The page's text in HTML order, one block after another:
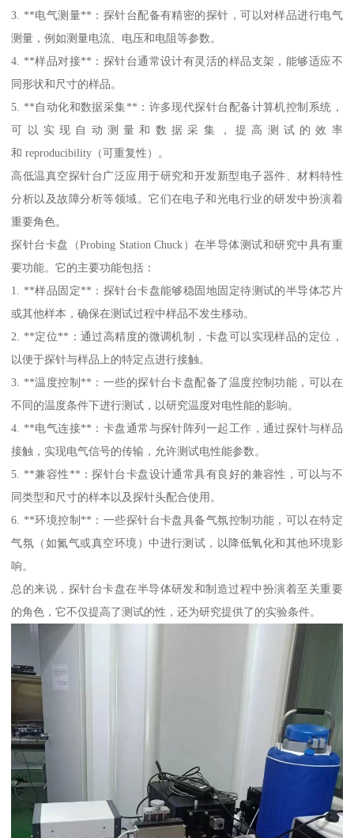
3. **电气测量**：探针台配备有精密的探针，可以对样品进行电气
测量，例如测量电流、电压和电阻等参数。
4. **样品对接**：探针台通常设计有灵活的样品支架，能够适应不
同形状和尺寸的样品。
5. **自动化和数据采集**：许多现代探针台配备计算机控制系统，
可以实现自动测量和数据采集，提高测试的效率
和 reproducibility（可重复性）。
高低温真空探针台广泛应用于研究和开发新型电子器件、材料特性
分析以及故障分析等领域。它们在电子和光电行业的研发中扮演着
重要角色。
探针台卡盘（Probing Station Chuck）在半导体测试和研究中具有重
要功能。它的主要功能包括：
1. **样品固定**：探针台卡盘能够稳固地固定待测试的半导体芯片
或其他样本，确保在测试过程中样品不发生移动。
2. **定位**：通过高精度的微调机制，卡盘可以实现样品的定位，
以便于探针与样品上的特定点进行接触。
3. **温度控制**：一些的探针台卡盘配备了温度控制功能，可以在
不同的温度条件下进行测试，以研究温度对电性能的影响。
4. **电气连接**：卡盘通常与探针阵列一起工作，通过探针与样品
接触，实现电气信号的传输，允许测试电性能参数。
5. **兼容性**：探针台卡盘设计通常具有良好的兼容性，可以与不
同类型和尺寸的样本以及探针头配合使用。
6. **环境控制**：一些探针台卡盘具备气氛控制功能，可以在特定
气氛（如氮气或真空环境）中进行测试，以降低氧化和其他环境影
响。
总的来说，探针台卡盘在半导体研发和制造过程中扮演着至关重要
的角色，它不仅提高了测试的性，还为研究提供了的实验条件。